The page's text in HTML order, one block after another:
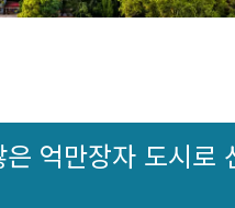
억만장자 도시로